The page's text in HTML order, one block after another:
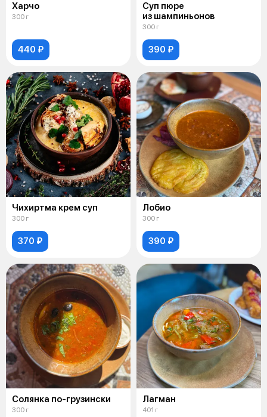
Харчо
300 г
440 ₽
Суп пюре
из шампиньонов
300 г
390 ₽
Чихиртма крем суп
300 г
370 ₽
Лобио
300 г
390 ₽
Солянка по-грузински
300 г
Лагман
401 г